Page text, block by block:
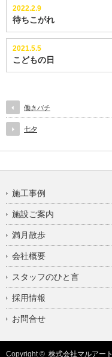
2022.2.9
待ちこがれ
2021.5.5
こどもの日
働きバチ
七夕
施工事例
施設ご案内
満月散歩
会社概要
スタッフのひと言
採用情報
お問合せ
Copyright © 株式会社マルアート